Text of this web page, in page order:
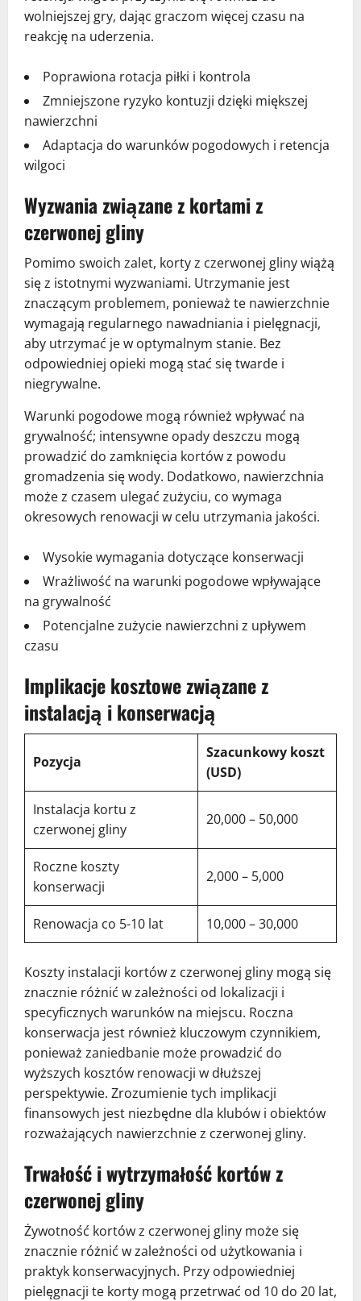
wolniejszej gry, dając graczom więcej czasu na
reakcję na uderzenia.
Poprawiona rotacja piłki i kontrola
Zmniejszone ryzyko kontuzji dzięki miększej
nawierzchni
Adaptacja do warunków pogodowych i retencja
wilgoci
Wyzwania związane z kortami z
czerwonej gliny
Pomimo swoich zalet, korty z czerwonej gliny wiążą
się z istotnymi wyzwaniami. Utrzymanie jest
znaczącym problemem, ponieważ te nawierzchnie
wymagają regularnego nawadniania i pielęgnacji,
aby utrzymać je w optymalnym stanie. Bez
odpowiedniej opieki mogą stać się twarde i
niegrywalne.
Warunki pogodowe mogą również wpływać na
grywalność; intensywne opady deszczu mogą
prowadzić do zamknięcia kortów z powodu
gromadzenia się wody. Dodatkowo, nawierzchnia
może z czasem ulegać zużyciu, co wymaga
okresowych renowacji w celu utrzymania jakości.
Wysokie wymagania dotyczące konserwacji
Wrażliwość na warunki pogodowe wpływające
na grywalność
Potencjalne zużycie nawierzchni z upływem
czasu
Implikacje kosztowe związane z
instalacją i konserwacją
Pozycja
Szacunkowy koszt
(USD)
Instalacja kortu z
czerwonej gliny
20,000 – 50,000
Roczne koszty
konserwacji
2,000 – 5,000
Renowacja co 5-10 lat 10,000 – 30,000
Koszty instalacji kortów z czerwonej gliny mogą się
znacznie różnić w zależności od lokalizacji i
specyficznych warunków na miejscu. Roczna
konserwacja jest również kluczowym czynnikiem,
ponieważ zaniedbanie może prowadzić do
wyższych kosztów renowacji w dłuższej
perspektywie. Zrozumienie tych implikacji
finansowych jest niezbędne dla klubów i obiektów
rozważających nawierzchnie z czerwonej gliny.
Trwałość i wytrzymałość kortów z
czerwonej gliny
Żywotność kortów z czerwonej gliny może się
znacznie różnić w zależności od użytkowania i
praktyk konserwacyjnych. Przy odpowiedniej
pielęgnacji te korty mogą przetrwać od 10 do 20 lat,